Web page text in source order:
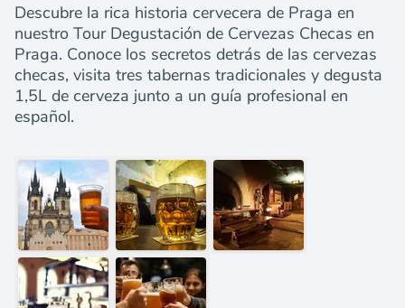
Descubre la rica historia cervecera de Praga en
nuestro Tour Degustación de Cervezas Checas en
Praga. Conoce los secretos detrás de las cervezas
checas, visita tres tabernas tradicionales y degusta
1,5L de cerveza junto a un guía profesional en
español.